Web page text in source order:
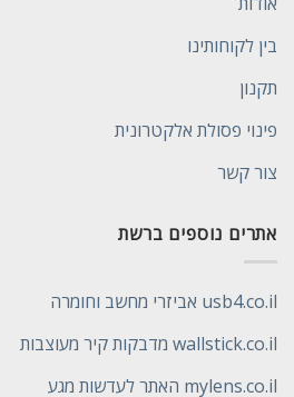
בין לקוחותינו
תקנון
פינוי פסולת אלקטרונית
צור קשר
אתרים נוספים ברשת
usb4.co.il אביזרי מחשב וחומרה
wallstick.co.il מדבקות קיר מעוצבות
mylens.co.il האתר לעדשות מגע